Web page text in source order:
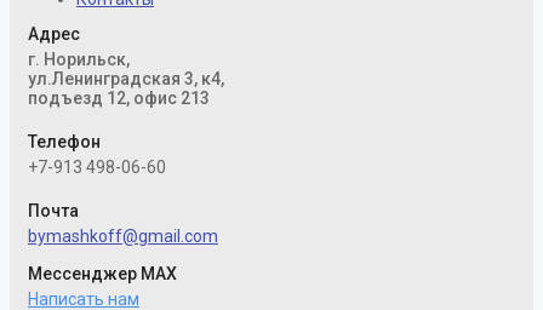
Адрес
г. Норильск,
ул.Ленинградская 3, к4,
подъезд 12, офис 213
Телефон
+7-913 498-06-60
Почта
bymashkoff@gmail.com
Мессенджер MAX
Написать нам